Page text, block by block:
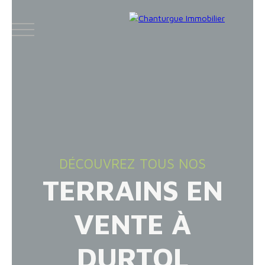
Espace
Face
boo
Insta
DÉCOUVREZ TOUS NOS
TERRAINS EN
VENTE À
DURTOL